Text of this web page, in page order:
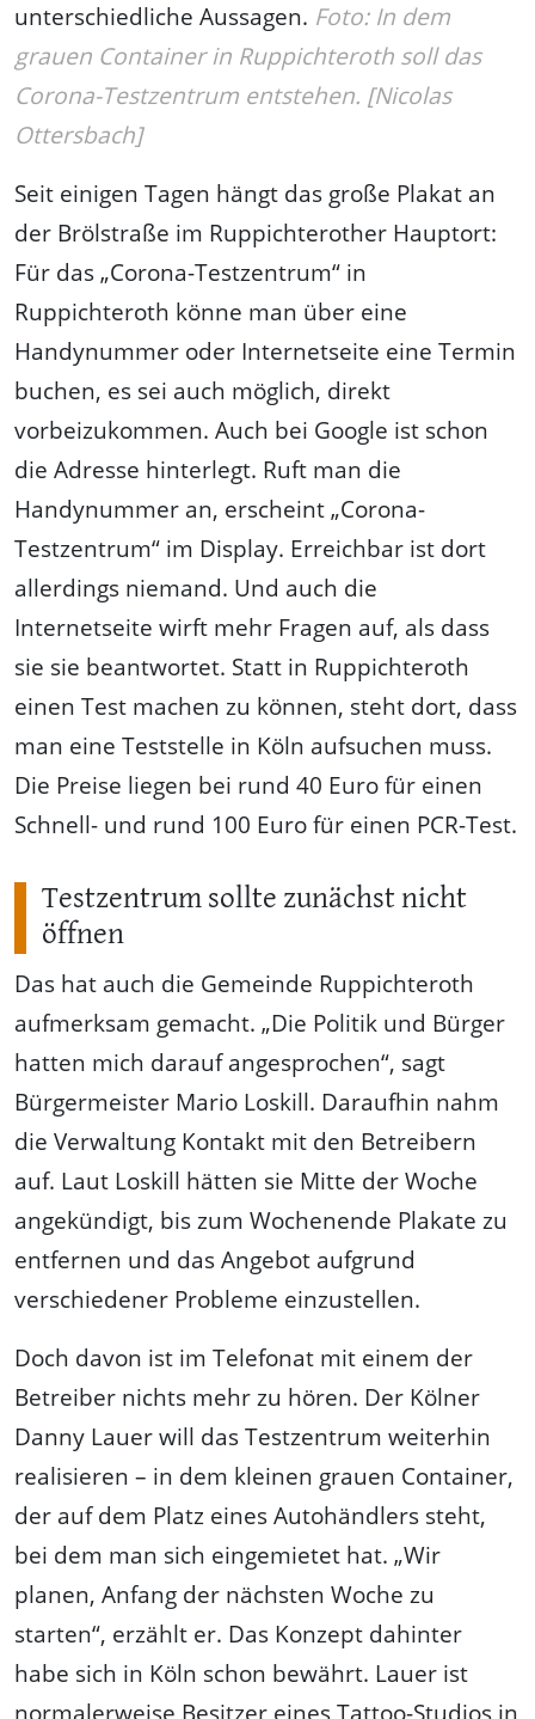
unterschiedliche Aussagen. Foto: In dem
grauen Container in Ruppichteroth soll das
Corona-Testzentrum entstehen. [Nicolas
Ottersbach]
Seit einigen Tagen hängt das große Plakat an
der Brölstraße im Ruppichterother Hauptort:
Für das „Corona-Testzentrum“ in
Ruppichteroth könne man über eine
Handynummer oder Internetseite eine Termin
buchen, es sei auch möglich, direkt
vorbeizukommen. Auch bei Google ist schon
die Adresse hinterlegt. Ruft man die
Handynummer an, erscheint „Corona-
Testzentrum“ im Display. Erreichbar ist dort
allerdings niemand. Und auch die
Internetseite wirft mehr Fragen auf, als dass
sie sie beantwortet. Statt in Ruppichteroth
einen Test machen zu können, steht dort, dass
man eine Teststelle in Köln aufsuchen muss.
Die Preise liegen bei rund 40 Euro für einen
Schnell- und rund 100 Euro für einen PCR-Test.
Testzentrum sollte zunächst nicht
öffnen
Das hat auch die Gemeinde Ruppichteroth
aufmerksam gemacht. „Die Politik und Bürger
hatten mich darauf angesprochen“, sagt
Bürgermeister Mario Loskill. Daraufhin nahm
die Verwaltung Kontakt mit den Betreibern
auf. Laut Loskill hätten sie Mitte der Woche
angekündigt, bis zum Wochenende Plakate zu
entfernen und das Angebot aufgrund
verschiedener Probleme einzustellen.
Doch davon ist im Telefonat mit einem der
Betreiber nichts mehr zu hören. Der Kölner
Danny Lauer will das Testzentrum weiterhin
realisieren – in dem kleinen grauen Container,
der auf dem Platz eines Autohändlers steht,
bei dem man sich eingemietet hat. „Wir
planen, Anfang der nächsten Woche zu
starten“, erzählt er. Das Konzept dahinter
habe sich in Köln schon bewährt. Lauer ist